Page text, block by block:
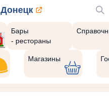
Донецк
Бары
- рестораны
Магазины